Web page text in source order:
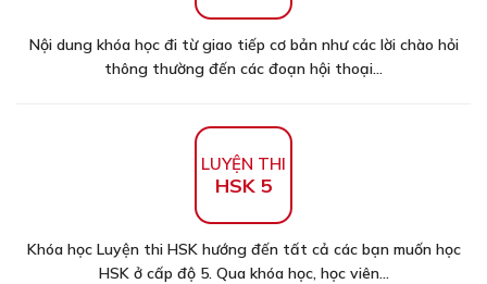
Nội dung khóa học đi từ giao tiếp cơ bản như các lời chào hỏi
thông thường đến các đoạn hội thoại...
LUYỆN THI
HSK 5
Khóa học Luyện thi HSK hướng đến tất cả các bạn muốn học
HSK ở cấp độ 5. Qua khóa học, học viên...